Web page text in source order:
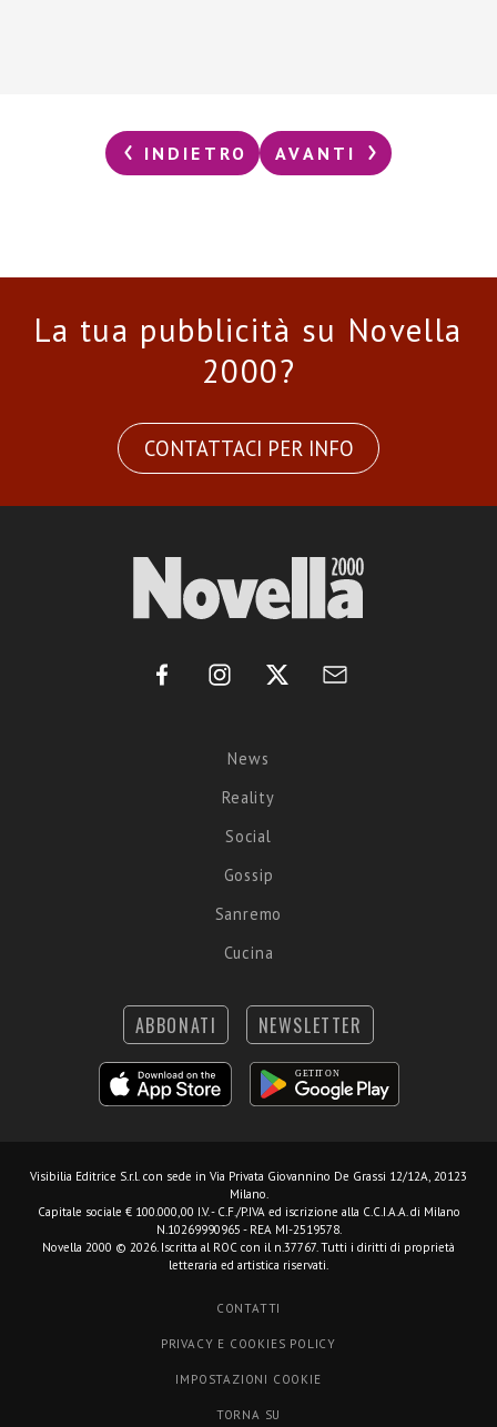
INDIETRO AVANTI
La tua pubblicità su Novella
2000?
CONTATTACI PER INFO
News
Reality
Social
Gossip
Sanremo
Cucina
ABBONATI NEWSLETTER
Visibilia Editrice S.r.l. con sede in Via Privata Giovannino De Grassi 12/12A, 20123
Milano.
Capitale sociale € 100.000,00 I.V. - C.F./P.IVA ed iscrizione alla C.C.I.A.A. di Milano
N.10269990965 - REA MI-2519578.
Novella 2000 © 2026. Iscritta al ROC con il n.37767. Tutti i diritti di proprietà
letteraria ed artistica riservati.
CONTATTI
PRIVACY E COOKIES POLICY
IMPOSTAZIONI COOKIE
TORNA SU